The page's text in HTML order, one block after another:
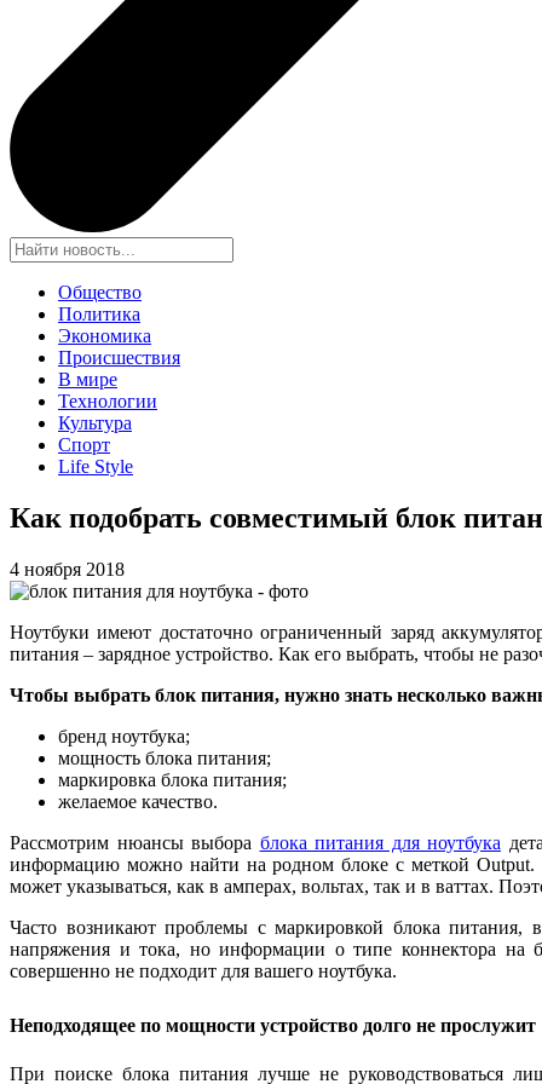
Общество
Политика
Экономика
Происшествия
В мире
Технологии
Культура
Спорт
Life Style
Как подобрать совместимый блок
4 ноября 2018
Ноутбуки имеют достаточно ограниченный заряд
питания – зарядное устройство. Как его выбрать, чтобы не
Чтобы выбрать блок питания, нужно знать несколько
бренд ноутбука;
мощность блока питания;
маркировка блока питания;
желаемое качество.
Рассмотрим нюансы выбора блока питания для ноутбука
информацию можно найти на родном блоке с меткой Output.
может указываться, как в амперах, вольтах, так и в ваттах.
Часто возникают проблемы с маркировкой блока питания,
напряжения и тока, но информации о типе коннектора на
совершенно не подходит для вашего ноутбука.
Неподходящее по мощности устройство долго не прослужит
При поиске блока питания лучше не руководствоваться